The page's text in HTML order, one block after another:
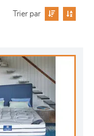
Trier par